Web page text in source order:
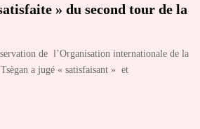
» du second tour de la
de l’Organisation internationale de la
a jugé « satisfaisant » et